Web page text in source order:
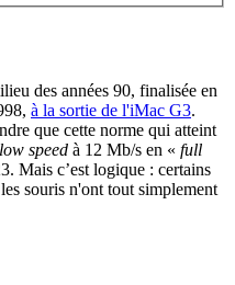
des années 90, finalisée en
à la sortie de l'iMac G3.
que cette norme qui atteint
low speed à 12 Mb/s en « full
Mais c’est logique : certains
souris n'ont tout simplement